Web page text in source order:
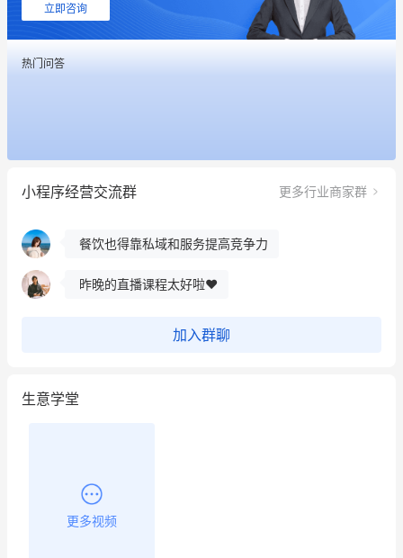
立即咨询
热门问答
小程序经营交流群 更多行业商家群
餐饮也得靠私域和服务提高竞争力
这个营销策划案例推荐大家看一下
用有赞就能在微信、小红书同时经营了
餐饮也得靠私域和服务提高竞争力
昨晚的直播课程太好啦❤️
加入群聊
生意学堂
更多视频